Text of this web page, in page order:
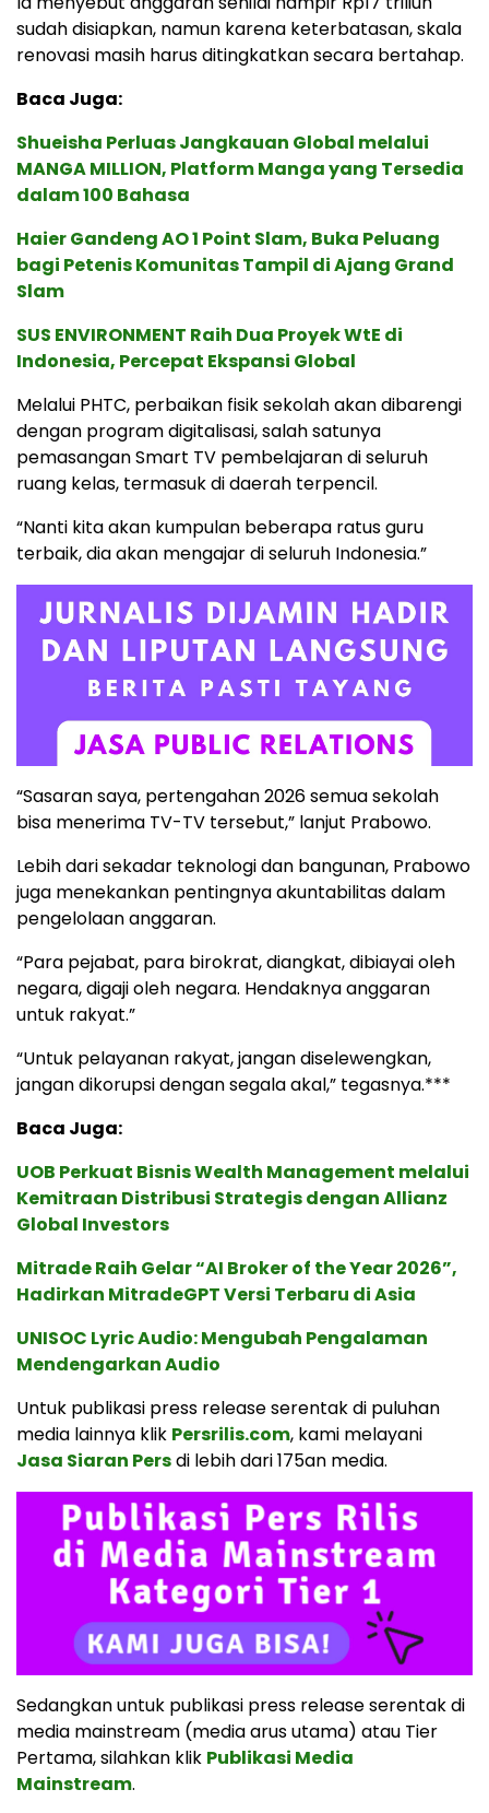
sudah disiapkan, namun karena keterbatasan, skala
renovasi masih harus ditingkatkan secara bertahap.
Baca Juga:
Shueisha Perluas Jangkauan Global melalui
MANGA MILLION, Platform Manga yang Tersedia
dalam 100 Bahasa
Haier Gandeng AO 1 Point Slam, Buka Peluang
bagi Petenis Komunitas Tampil di Ajang Grand
Slam
SUS ENVIRONMENT Raih Dua Proyek WtE di
Indonesia, Percepat Ekspansi Global
Melalui PHTC, perbaikan fisik sekolah akan dibarengi
dengan program digitalisasi, salah satunya
pemasangan Smart TV pembelajaran di seluruh
ruang kelas, termasuk di daerah terpencil.
“Nanti kita akan kumpulan beberapa ratus guru
terbaik, dia akan mengajar di seluruh Indonesia.”
“Sasaran saya, pertengahan 2026 semua sekolah
bisa menerima TV-TV tersebut,” lanjut Prabowo.
Lebih dari sekadar teknologi dan bangunan, Prabowo
juga menekankan pentingnya akuntabilitas dalam
pengelolaan anggaran.
“Para pejabat, para birokrat, diangkat, dibiayai oleh
negara, digaji oleh negara. Hendaknya anggaran
untuk rakyat.”
“Untuk pelayanan rakyat, jangan diselewengkan,
jangan dikorupsi dengan segala akal,” tegasnya.***
Baca Juga:
UOB Perkuat Bisnis Wealth Management melalui
Kemitraan Distribusi Strategis dengan Allianz
Global Investors
Mitrade Raih Gelar “AI Broker of the Year 2026”,
Hadirkan MitradeGPT Versi Terbaru di Asia
UNISOC Lyric Audio: Mengubah Pengalaman
Mendengarkan Audio
Untuk publikasi press release serentak di puluhan
media lainnya klik Persrilis.com, kami melayani
Jasa Siaran Persdi lebih dari 175an media.
Sedangkan untuk publikasi press release serentak di
media mainstream (media arus utama) atau Tier
Pertama, silahkan klik Publikasi Media
Mainstream.